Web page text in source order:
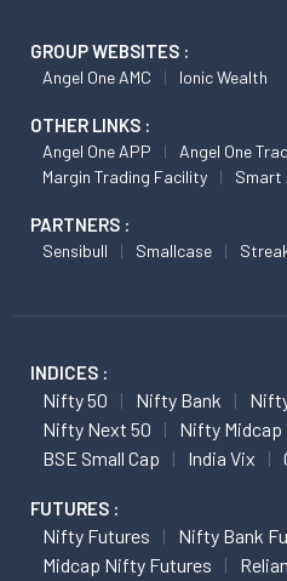
GROUP WEBSITES :
Angel One AMC Ionic Wealth
OTHER LINKS :
Angel One APP Angel One
Margin Trading Facility
Smart
PARTNERS :
Sensibull Smallcase
INDICES :
Nifty 50 Nifty Bank
Nifty Next 50
Nifty Midcap
BSE Small Cap
India Vix
FUTURES :
Nifty Futures
Nifty Bank
Midcap Nifty Futures